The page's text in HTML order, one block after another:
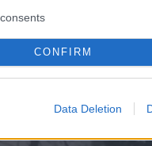
CONFIRM
Data Deletion
Ψύχραιμη